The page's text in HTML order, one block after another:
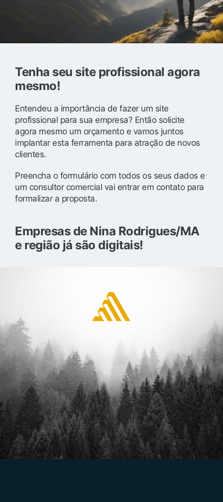
Tenha seu site profissional agora
mesmo!
Entendeu a importância de fazer um site
profissional para sua empresa? Então solicite
agora mesmo um orçamento e vamos juntos
implantar esta ferramenta para atração de novos
clientes.
Preencha o formulário com todos os seus dados e
um consultor comercial vai entrar em contato para
formalizar a proposta.
Empresas de Nina Rodrigues/MA
e região já são digitais!